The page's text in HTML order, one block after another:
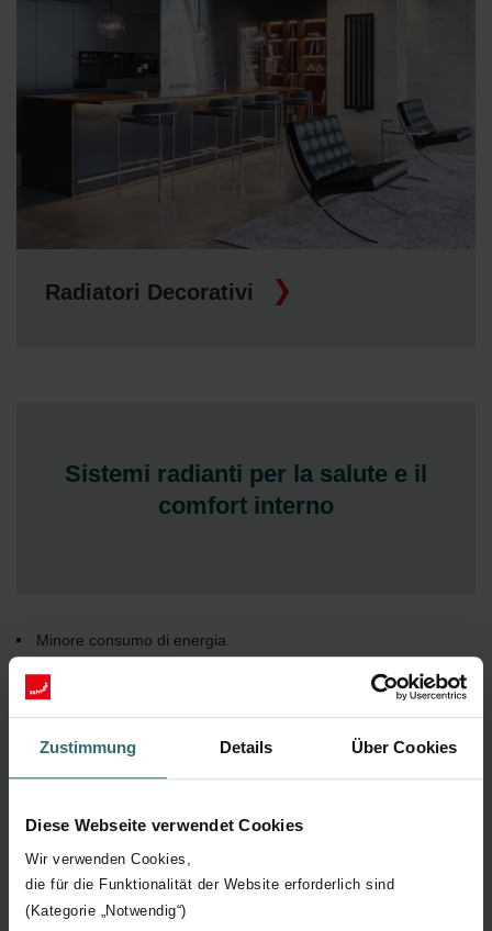
Zustimmung Details Über Cookies
Diese Webseite verwendet Cookies
Wir verwenden Cookies,
die für die Funktionalität der Website erforderlich sind
(Kategorie „Notwendig“)
Radiatori Decorativi
Sistemi radianti per la salute e il
comfort interno
Minore consumo di energia.
Ambiente confortevole per i collaboratori.
Soluzioni strutturalmente intelligenti a ingombro ridotto.